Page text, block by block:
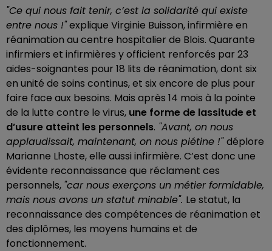
"Ce qui nous fait tenir, c’est la solidarité qui existe
entre nous !"explique Virginie Buisson, infirmière en
réanimation au centre hospitalier de Blois. Quarante
infirmiers et infirmières y officient renforcés par 23
aides-soignantes pour 18 lits de réanimation, dont six
en unité de soins continus, et six encore de plus pour
faire face aux besoins. Mais après 14 mois à la pointe
de la lutte contre le virus, une forme de lassitude et
d’usure atteint les personnels. "Avant, on nous
applaudissait, maintenant, on nous piétine !"déplore
Marianne Lhoste, elle aussi infirmière. C’est donc une
évidente reconnaissance que réclament ces
personnels, "car nous exerçons un métier formidable,
mais nous avons un statut minable". Le statut, la
reconnaissance des compétences de réanimation et
des diplômes, les moyens humains et de
fonctionnement.